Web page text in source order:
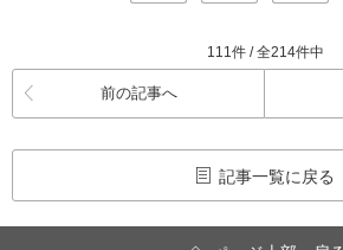
111件 / 全214件中
前の記事へ
記事一覧に戻る